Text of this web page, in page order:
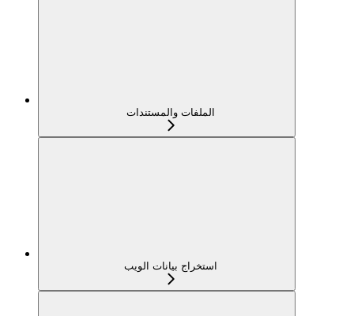
الملفات والمستندات
استخراج بيانات الويب